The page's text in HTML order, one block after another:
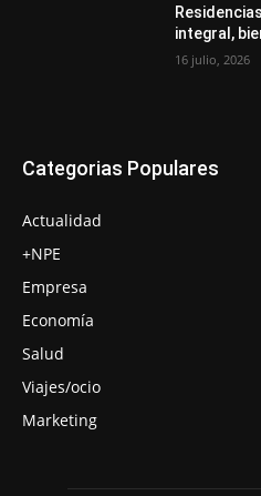
integral,
16 julio, 2026
Categorias Populares
Actualidad
+NPE
Empresa
Economía
Salud
Viajes/ocio
Marketing